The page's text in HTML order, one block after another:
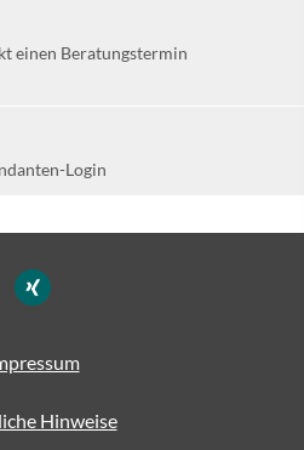
einen Beratungstermin
Login
Hinweise